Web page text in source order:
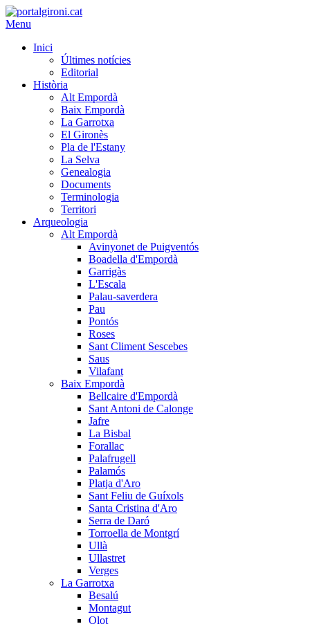
Menu
Inici
Últimes notícies
Editorial
Història
Alt Empordà
Baix Empordà
La Garrotxa
El Gironès
Pla de l'Estany
La Selva
Genealogia
Documents
Terminologia
Territori
Arqueologia
Alt Empordà
Avinyonet de Puigventós
Boadella d'Empordà
Garrigàs
L'Escala
Palau-saverdera
Pau
Pontós
Roses
Sant Climent Sescebes
Saus
Vilafant
Baix Empordà
Bellcaire d'Empordà
Sant Antoni de Calonge
Jafre
La Bisbal
Forallac
Palafrugell
Palamós
Platja d'Aro
Sant Feliu de Guíxols
Santa Cristina d'Aro
Serra de Daró
Torroella de Montgrí
Ullà
Ullastret
Verges
La Garrotxa
Besalú
Montagut
Olot